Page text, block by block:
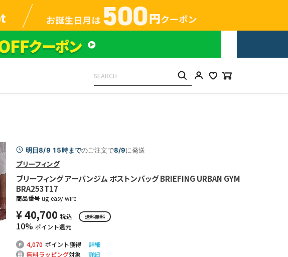
明日8/9 15時までのご注文で8/9に発送
ブリーフィング
ブリーフィング アーバンジム ボストンバッグ BRIEFING URBAN GYM
BRA253T17
商品番号 ug-easy-wire
¥40,700 税込 送料無料
10% ポイント還元
4,070 ポイント獲得
詳細
無料ラッピング対象
詳細